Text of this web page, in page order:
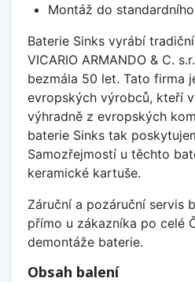
Montáž do
Baterie Sinks vyrábí
VICARIO ARMANDO & C.
bezmála 50 let. Tato firma
evropských výrobců, kteří
výhradně z evropských
baterie Sinks tak
Samozřejmostí u těchto
keramické kartuše.
Záruční a pozáruční servis
přímo u zákazníka po celé
demontáže baterie.
Obsah balení